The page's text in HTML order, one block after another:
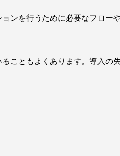
ンを行うために必要なフロー
こともよくあります。導入の